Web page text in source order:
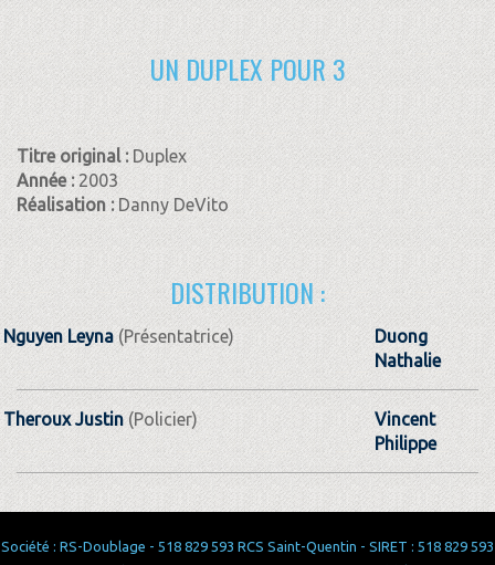
UN DUPLEX POUR 3
Titre original : Duplex
Année : 2003
Réalisation :Danny DeVito
DISTRIBUTION :
Nguyen Leyna(Présentatrice)
Duong
Nathalie
Theroux Justin(Policier)
Vincent
Philippe
Société : RS-Doublage - 518 829 593 RCS Saint-Quentin - SIRET : 518 829 593